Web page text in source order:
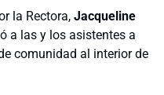
la Rectora, Jacqueline
a las y los asistentes a
comunidad al interior de